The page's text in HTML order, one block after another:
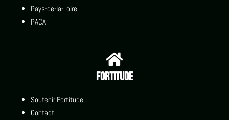
Pays-de-la-Loire
PACA

Fortitude
Soutenir Fortitude
Contact